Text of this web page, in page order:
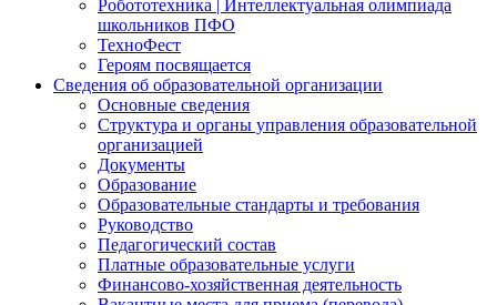
Робототехника | Интеллектуальная олимпиада
школьников ПФО
ТехноФест
Героям посвящается
Сведения об образовательной организации
Основные сведения
Структура и органы управления образовательной
организацией
Документы
Образование
Образовательные стандарты и требования
Руководство
Педагогический состав
Платные образовательные услуги
Финансово-хозяйственная деятельность